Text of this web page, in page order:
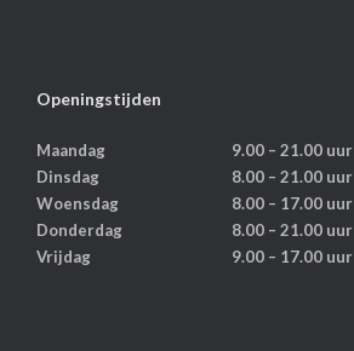
Openingstijden
Maandag
9.00 – 21.00 uur
Dinsdag
8.00 – 21.00 uur
Woensdag
8.00 – 17.00 uur
Donderdag
8.00 – 21.00 uur
Vrijdag
9.00 – 17.00 uur